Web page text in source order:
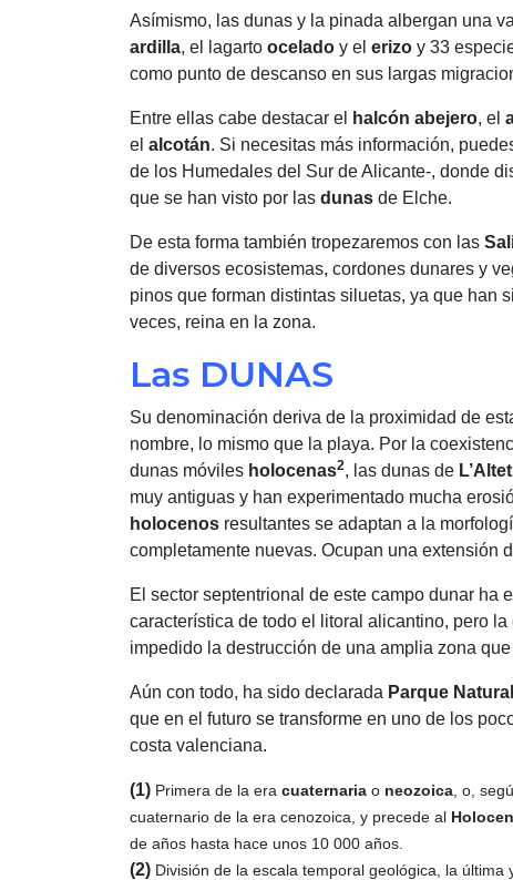
Asímismo, las dunas y la pinada albergan una
ardilla, el lagarto ocelado y el erizo y 33
como punto de descanso en sus largas
Entre ellas cabe destacar el halcón abejero, el
el alcotán. Si necesitas más información,
de los Humedales del Sur de Alicante-, donde
que se han visto por las dunas de Elche.
De esta forma también tropezaremos con las
de diversos ecosistemas, cordones dunares y
pinos que forman distintas siluetas, ya que han
veces, reina en la zona.
Las DUNAS
Su denominación deriva de la proximidad de
nombre, lo mismo que la playa. Por la
dunas móviles holocenas2, las dunas de L’Altet
muy antiguas y han experimentado mucha
holocenos resultantes se adaptan a la
completamente nuevas. Ocupan una extensión
El sector septentrional de este campo dunar ha
característica de todo el litoral alicantino, pero
impedido la destrucción de una amplia zona
Aún con todo, ha sido declarada Parque
que en el futuro se transforme en uno de los
costa valenciana.
(1) Primera de la era cuaternaria o neozoica , o,
cuaternario de la era cenozoica, y precede al
de años hasta hace unos 10 000 años.
(2) División de la escala temporal geológica, la